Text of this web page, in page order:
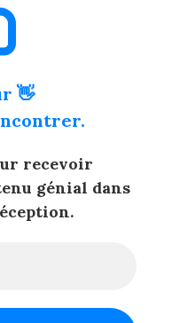
👋
recevoir
génial dans